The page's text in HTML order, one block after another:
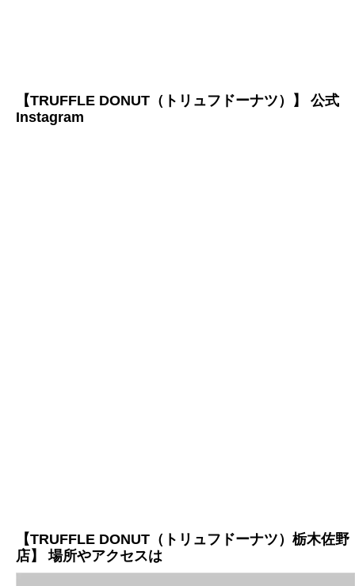
【TRUFFLE DONUT（トリュフドーナツ）】 公式
Instagram
【TRUFFLE DONUT（トリュフドーナツ）栃木佐野
店】 場所やアクセスは